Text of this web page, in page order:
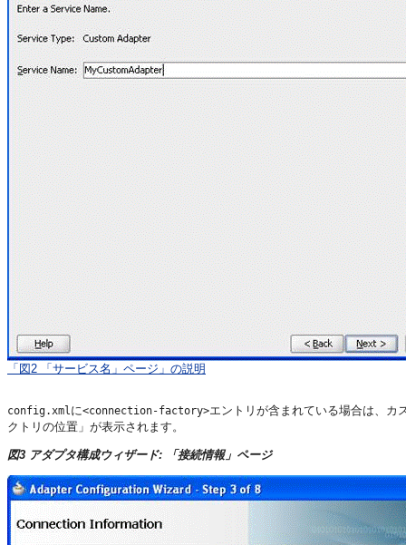
「図2 「サービス名」ページ」の説明
config.xml に<connection-factory>エントリが含まれている場合は、カ
クトリの位置」が表示されます。
図3 アダプタ構成ウィザード: 「接続情報」ページ